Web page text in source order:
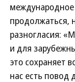
международное
продолжаться,
разногласия:
и для
это сохраняет
нас есть повод